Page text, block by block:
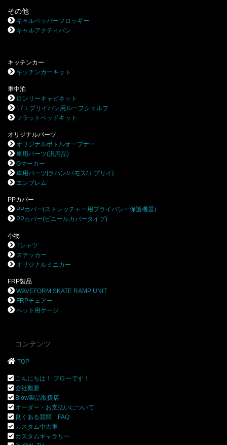
その他
キャルペッパーフロッギー
キャルアクティバン
キッチンカー
キッチンカーキット
車中泊
ロンリーキャビネット
17エブリイバン用ルーフシェルフ
フラットベッドキット
オリジナルパーツ
オリジナルボトルオープナー
車用パーツ(汎用品)
Gマーカー
車用パーツ[ラパン/バモス/エブリイ]
エンブレム
PPカバー
PPカバー(ストレッチャー用プライバシー保護機器)
PPカバー(ビニールカバータイプ)
小物
Tシャツ
ステッカー
オリジナルミニカー
FRP製品
WAVEFORM SKATE RAMP UNIT
FRPチェアー
ペット用ケージ
コンテンツ
TOP
こんにちは！ ブローです！
会社概要
Blow製品取扱店
オーダー・お支払いについて
良くある質問 FAQ
カスタム中古車
カスタムギャラリー